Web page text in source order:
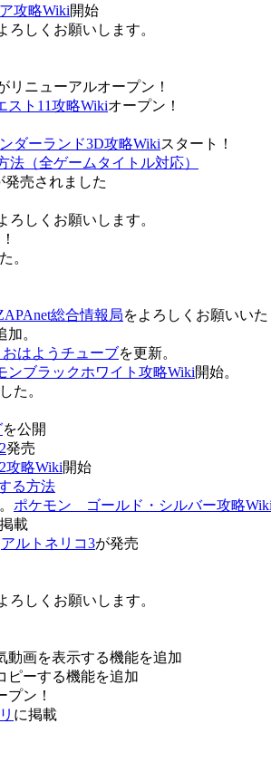
攻略Wiki開始
しくお願いします。
リニューアルオープン！
スト11攻略Wikiオープン！
ダーランド3D攻略Wikiスタート！
（全ゲームタイトル対応）
発売されました
しくお願いします。
。
総合情報局をよろしくお願いいた
。
おはようチューブを更新。
ンブラックホワイト攻略Wiki開始。
た。
を公開
発売
攻略Wiki開始
る方法
ポケモン ゴールド・シルバー攻略Wiki
載
アルトネリコ3が発売
しくお願いします。
動画を表示する機能を追加
ピーする機能を追加
プン！
に掲載